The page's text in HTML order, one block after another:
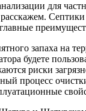
для
Септики
запаха на
будете
риски
процесс